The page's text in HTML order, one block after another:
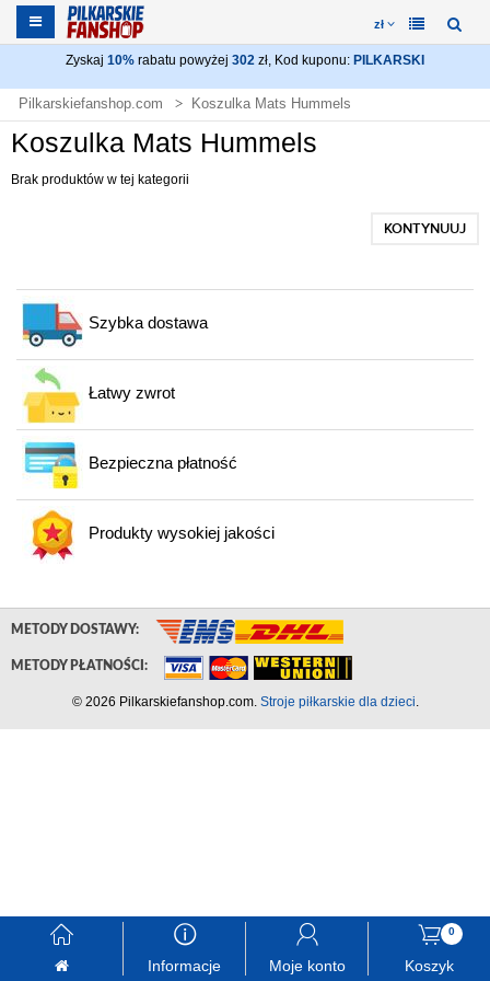
zł
Zyskaj 10% rabatu powyżej 302 zł, Kod kuponu: PILKARSKI
Pilkarskiefanshop.com Koszulka Mats Hummels
Koszulka Mats Hummels
Brak produktów w tej kategorii
KONTYNUUJ
Szybka dostawa
Łatwy zwrot
Bezpieczna płatność
Produkty wysokiej jakości
󰃱 󰈢
Informacje
󰃳
Moje konto
0
󰃦
Koszyk
METODY DOSTAWY:
METODY PŁATNOŚCI:
© 2026 Pilkarskiefanshop.com. Stroje piłkarskie dla dzieci.